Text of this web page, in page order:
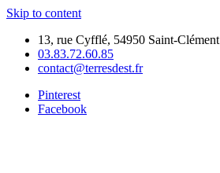
Skip to content
13, rue Cyfflé, 54950 Saint-Clément
03.83.72.60.85
contact@terresdest.fr
Pinterest
Facebook